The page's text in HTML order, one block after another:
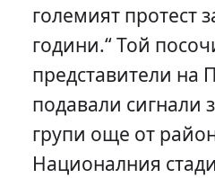
големият протест
години.“ Той
представители на
подавали сигнали
групи още от
Националния